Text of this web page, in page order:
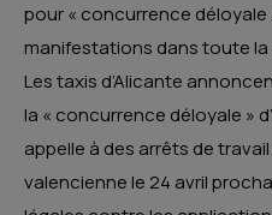
pour « concurrence
manifestations dans toute
Les taxis d’Alicante
la « concurrence déloyale »
appelle à des arrêts de
valencienne le 24 avril